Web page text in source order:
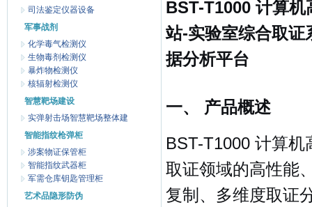
司法鉴定仪器设备
军事战剂
化学毒气检测仪
生物毒剂检测仪
暴炸物检测仪
核辐射检测仪
智慧靶场建设
实弹射击场智慧靶场整体建
智能指纹枪弹柜
涉案物证保管柜
智能指纹武器柜
军需仓库钥匙管理柜
艺术品隐形防伪
BST-T1000 计算
站-实验室综合取证
据分析平台
一、 产品概述
BST-T1000 计算
取证领域的高性能
复制、多维度取证